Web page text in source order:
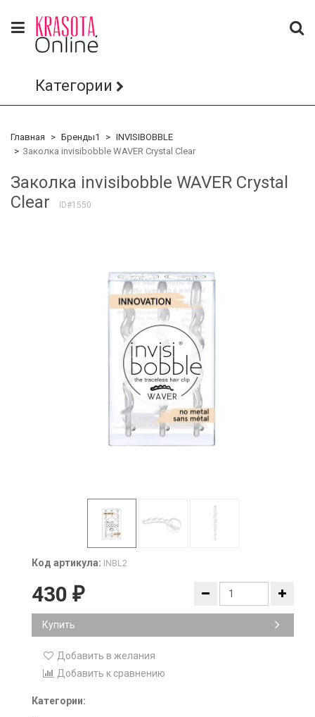
Категории
Главная Бренды1
INVISIBOBBLE
Заколка invisibobble WAVER Crystal Clear
Заколка invisibobble WAVER Crystal
Clear
ID#1550
Код артикула: INBL2
430 ₽
Купить
Добавить в желания
Добавить к сравнению
Категории: